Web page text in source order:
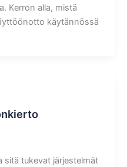
Kerron alla, mistä
käytännössä
sitä tukevat järjestelmät